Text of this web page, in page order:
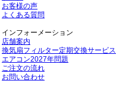
お客様の声
よくある質問
インフォーメーション
店舗案内
換気扇フィルター定期交換サービス
エアコン2027年問題
ご注文の流れ
お問い合わせ